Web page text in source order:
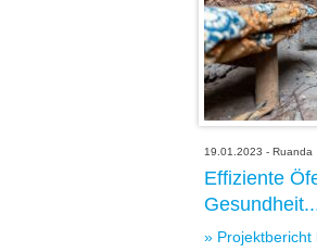
19.01.2023 - Ruanda
Effiziente
» Projektbericht